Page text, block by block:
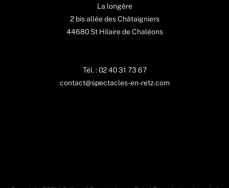
La longère
2 bis allée des Châtaigniers
44680 St Hilaire de Chaléons
Tél. : 02 40 31 73 67
contact@spectacles-en-retz.com